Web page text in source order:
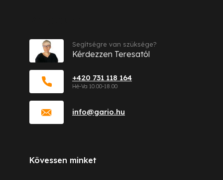
info@gario.hu
+420 731 118 164
Segítségre van szüksége?
Kérdezzen Teresatól
Kövessen minket